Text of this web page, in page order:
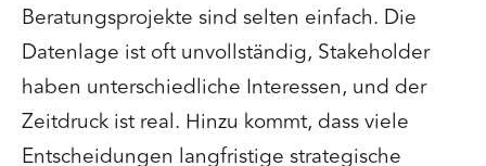
Beratungsprojekte sind selten einfach. Die
Datenlage ist oft unvollständig, Stakeholder
haben unterschiedliche Interessen, und der
Zeitdruck ist real. Hinzu kommt, dass viele
Entscheidungen langfristige strategische